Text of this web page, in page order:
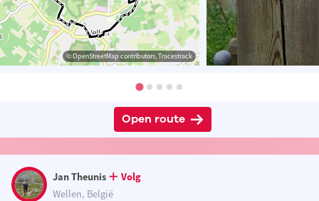
© OpenStreetMap contributors, Tracestrack
Open route
Jan Theunis
Volg
Wellen, België